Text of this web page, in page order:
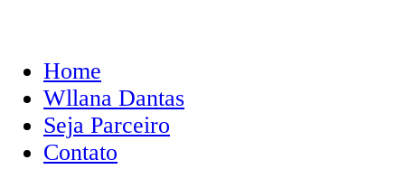
Home
Wllana Dantas
Seja Parceiro
Contato